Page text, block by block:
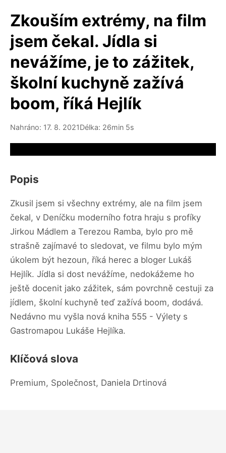
Zkouším extrémy, na film
jsem čekal. Jídla si
nevážíme, je to zážitek,
školní kuchyně zažívá
boom, říká Hejlík
Nahráno: 17. 8. 2021Délka: 26min 5s
Popis
Zkusil jsem si všechny extrémy, ale na film jsem
čekal, v Deníčku moderního fotra hraju s profíky
Jirkou Mádlem a Terezou Ramba, bylo pro mě
strašně zajímavé to sledovat, ve filmu bylo mým
úkolem být hezoun, říká herec a bloger Lukáš
Hejlík. Jídla si dost nevážíme, nedokážeme ho
ještě docenit jako zážitek, sám povrchně cestuji za
jídlem, školní kuchyně teď zažívá boom, dodává.
Nedávno mu vyšla nová kniha 555 - Výlety s
Gastromapou Lukáše Hejlíka.
Klíčová slova
Premium, Společnost, Daniela Drtinová